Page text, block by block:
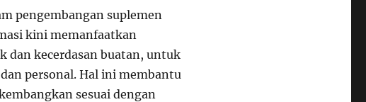
pengembangan suplemen
kini memanfaatkan
dan kecerdasan buatan, untuk
personal. Hal ini membantu
sesuai dengan